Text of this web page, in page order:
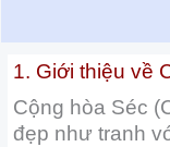
1. Giới thiệu về
Cộng hòa Séc
đẹp như tranh